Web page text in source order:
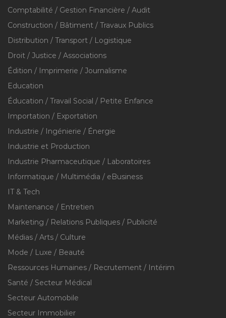
Comptabilité / Gestion Financière / Audit
Construction / Bâtiment / Travaux Publics
Distribution / Transport / Logistique
Droit / Justice / Associations
Édition / Imprimerie / Journalisme
Education
Éducation / Travail Social / Petite Enfance
Importation / Exportation
Industrie / Ingénierie / Énergie
Industrie et Production
Industrie Pharmaceutique / Laboratoires
Informatique / Multimédia / eBusiness
IT & Tech
Maintenance / Entretien
Marketing / Relations Publiques / Publicité
Médias / Arts / Culture
Mode / Luxe / Beauté
Ressources Humaines / Recrutement / Intérim
Santé / Secteur Médical
Secteur Automobile
Secteur Immobilier